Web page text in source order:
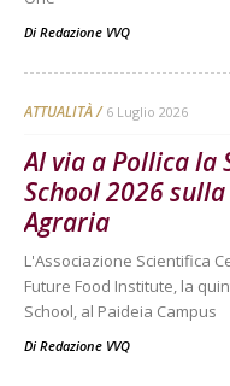
Di Redazione VVQ
ATTUALITÀ 6 Luglio 2026
Al via a Pollica la
School 2026
Agraria
L'Associazione Scientifica
Future Food Institute, la
School, al Paideia Campus
Di Redazione VVQ